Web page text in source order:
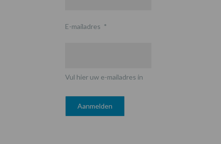
E-mailadres *
Vul hier uw e-mailadres in